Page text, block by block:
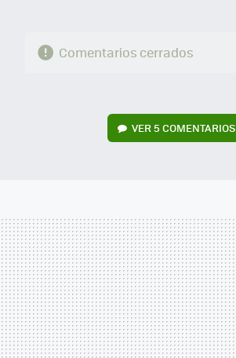
Comentarios cerrados
VER5 COMENTARIOS